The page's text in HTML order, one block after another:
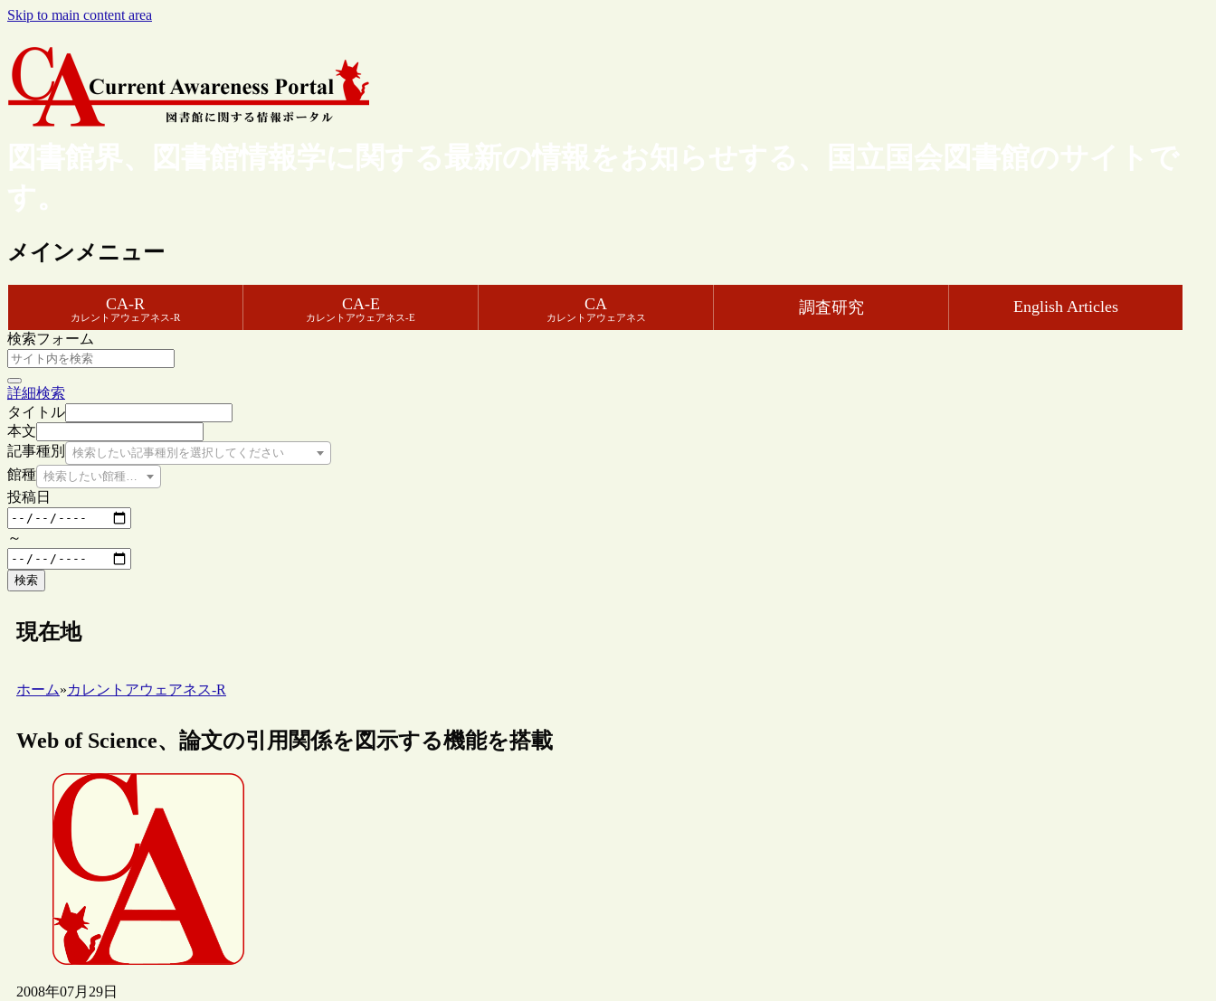
Skip to main content area
図書館界、図書館情報学に関する最新の情報をお知らせする、国立国会図書館のサイトで
す。
メインメニュー
CA-R
カレントアウェアネス-R
CA-E
カレントアウェアネス-E
CA
カレントアウェアネス
調査研究 English Articles
検索フォーム
詳細検索
タイトル
本文
記事種別
検索したい記事種別を選択してください
館種 検索したい館種を選択してください
投稿日
～
検索
現在地
ホーム»カレントアウェアネス-R
Web of Science、論文の引用関係を図示する機能を搭載
2008年07月29日